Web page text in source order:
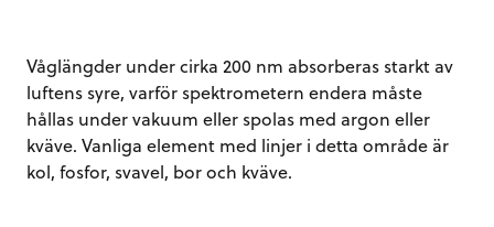
Våglängder under cirka 200 nm absorberas starkt av
luftens syre, varför spektrometern endera måste
hållas under vakuum eller spolas med argon eller
kväve. Vanliga element med linjer i detta område är
kol, fosfor, svavel, bor och kväve.